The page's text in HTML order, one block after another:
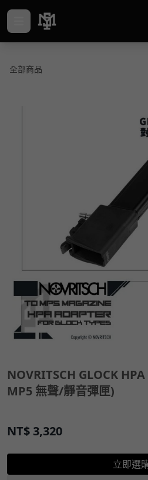
全部商品
NOVRITSCH GLOCK
MP5 無聲/靜音彈匣)
NT$ 3,320
立即選